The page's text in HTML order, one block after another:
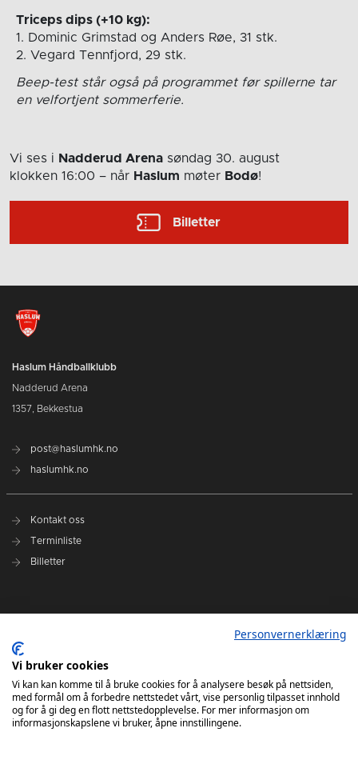
Triceps dips (+10 kg):
1. Dominic Grimstad og Anders Røe, 31 stk.
2. Vegard Tennfjord, 29 stk.
Beep-test står også på programmet før spillerne tar
en velfortjent sommerferie.
Vi ses i Nadderud Arena søndag 30. august
klokken 16:00 – når Haslum møter Bodø!
Billetter
Haslum Håndballklubb
Nadderud Arena
1357, Bekkestua
post@haslumhk.no
haslumhk.no
Kontakt oss
Terminliste
Billetter
Ansvarlig redaktør: Tore Solberg
Personvernerklæring
Vi bruker cookies
Vi kan kan komme til å bruke cookies for å analysere besøk på nettsiden,
med formål om å forbedre nettstedet vårt, vise personlig tilpasset innhold
og for å gi deg en flott nettstedopplevelse. For mer informasjon om
informasjonskapslene vi bruker, åpne innstillingene.